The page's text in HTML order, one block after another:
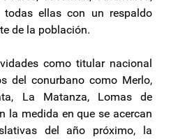
ellas con un respaldo
de la población.
como titular nacional
del conurbano como Merlo,
La Matanza, Lomas de
la medida en que se acercan
del año próximo, la